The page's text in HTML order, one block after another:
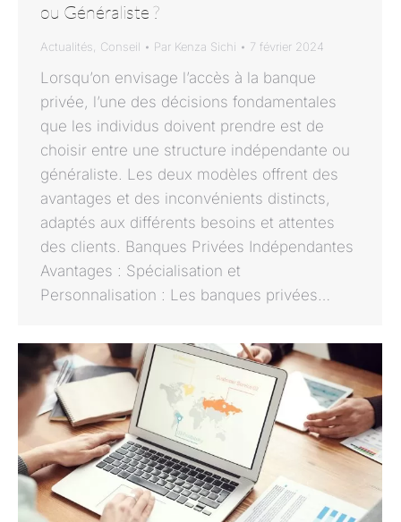
ou Généraliste ?
Actualités Conseil Par Kenza Sichi 7 février 2024
Lorsqu’on envisage l’accès à la banque
privée, l’une des décisions fondamentales
que les individus doivent prendre est de
choisir entre une structure indépendante ou
généraliste. Les deux modèles offrent des
avantages et des inconvénients distincts,
adaptés aux différents besoins et attentes
des clients. Banques Privées Indépendantes
Avantages : Spécialisation et
Personnalisation : Les banques privées…